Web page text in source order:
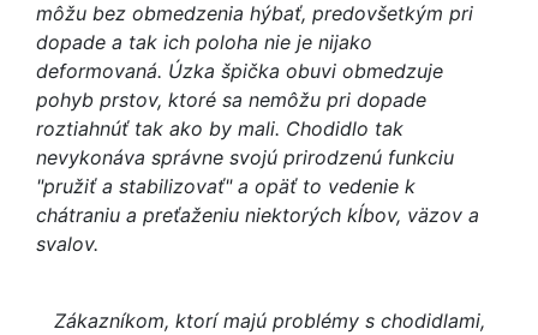
môžu bez obmedzenia hýbať, predovšetkým pri
dopade a tak ich poloha nie je nijako
deformovaná. Úzka špička obuvi obmedzuje
pohyb prstov, ktoré sa nemôžu pri dopade
roztiahnúť tak ako by mali. Chodidlo tak
nevykonáva správne svojú prirodzenú funkciu
"pružiť a stabilizovať" a opäť to vedenie k
chátraniu a preťaženiu niektorých kĺbov, väzov a
svalov.
Zákazníkom, ktorí majú problémy s chodidlami,